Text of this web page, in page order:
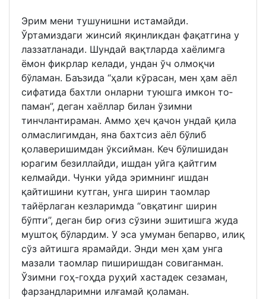
Эрим мени тушунишни истамайди.
Ўртамиздаги жинсий яқинликдан фақатгина у
лаззатланади. Шундай вақтларда хаёлимга
ёмон фикрлар келади, ундан ўч олмоқчи
бўламан. Баъзида “ҳали кўрасан, мен ҳам аёл
сифатида бахтли онларни туюшга имкон то­
паман”, деган хаёллар билан ўзимни
тинчлантираман. Аммо ҳеч қачон ундай қила
олмаслигимдан, яна бахтсиз аёл бўлиб
қолаверишимдан ўксийман. Кеч бўлишидан
юрагим безиллайди, ишдан уйга қайтгим
келмайди. Чунки уйда эримнинг ишдан
қайтишини кутган, унга ширин таомлар
тайёрлаган кезларимда “овқатинг ширин
бўпти”, деган бир оғиз сўзини эшитишга жуда
муштоқ бўлардим. У эса умуман бепарво, илиқ
сўз айтишга ярамайди. Энди мен ҳам унга
мазали таомлар пиширишдан совиганман.
Ўзимни гоҳ-гоҳда руҳий хастадек сезаман,
фарзандларимни илғамай қоламан.